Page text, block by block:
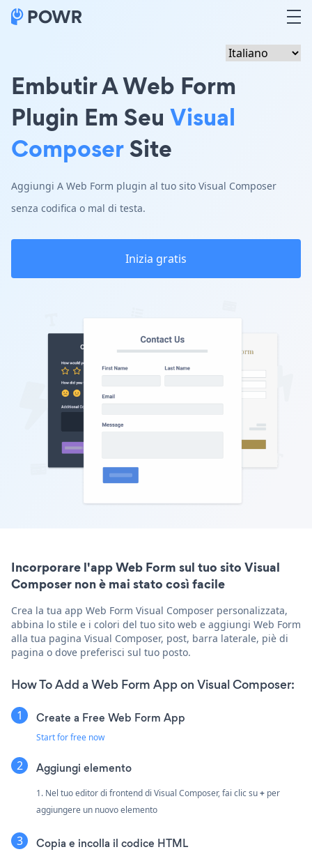
Embutir A Web Form
Plugin Em Seu Visual
ComposerSite
Aggiungi A Web Form plugin al tuo sito Visual Composer
senza codifica o mal di testa.
Inizia gratis
Incorporare l'app Web Form sul tuo sito Visual
Composer non è mai stato così facile
Crea la tua app Web Form Visual Composer personalizzata,
abbina lo stile e i colori del tuo sito web e aggiungi Web Form
alla tua pagina Visual Composer, post, barra laterale, piè di
pagina o dove preferisci sul tuo posto.
How To Add a Web Form App on Visual Composer:
Create a Free Web Form App
Start for free now
Aggiungi elemento
1. Nel tuo editor di frontend di Visual Composer, fai clic su+ per
aggiungere un nuovo elemento
Copia e incolla il codice HTML